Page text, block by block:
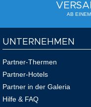
AB
UNTERNEHMEN
Partner-Thermen
Partner-Hotels
Partner in der Galeria
Hilfe & FAQ